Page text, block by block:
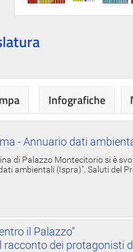
- Annuario dati
di Palazzo Montecitorio si è
ambientali (Ispra)". Saluti del
il Palazzo"
dei protagonisti
Infografiche